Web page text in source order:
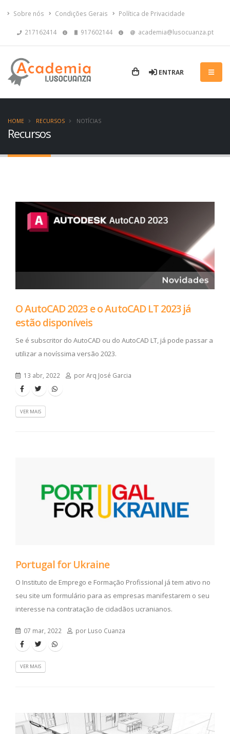
Sobre nós Condições Gerais Política de Privacidade
217162414 917602144 academia@lusocuanza.pt
ENTRAR
Recursos
HOME RECURSOS NOTÍCIAS
O AutoCAD 2023 e o AutoCAD LT 2023 já
estão disponíveis
Se é subscritor do AutoCAD ou do AutoCAD LT, já pode passar a
utilizar a novíssima versão 2023.
13 abr, 2022 por Arq José Garcia
VER MAIS
Portugal for Ukraine
O Instituto de Emprego e Formação Profissional já tem ativo no
seu site um formulário para as empresas manifestarem o seu
interesse na contratação de cidadãos ucranianos.
07 mar, 2022 por Luso Cuanza
VER MAIS